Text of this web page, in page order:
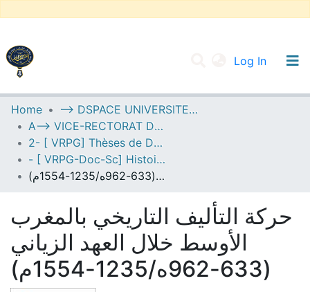
Log In
UNIVERSITY OF D.L SIDI BEL ABBES
Communities & Collections
All of DSpace
Statistics
Home
--> DSPACE UNIVERSITE DJILALLI LIABES DE SIDI BEL ABBES
A--> VICE-RECTORAT DE LA POST-GRADUATION
2- [ VRPG] Thèses de Doctorat en Sciences
- [ VRPG-Doc-Sc] Histoire --- تاريخ
حركة التأليف التاريخي بالمغرب الأوسط خلال العهد الزياني (633-962ه/1235-1554م)
حركة التأليف التاريخي بالمغرب
الأوسط خلال العهد الزياني
(633-962ه/1235-1554م)